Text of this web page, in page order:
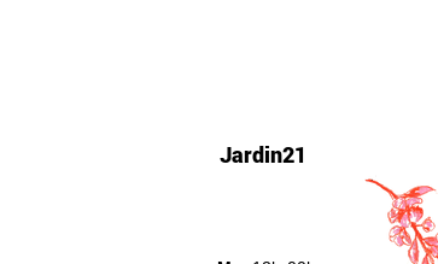
Jardin21